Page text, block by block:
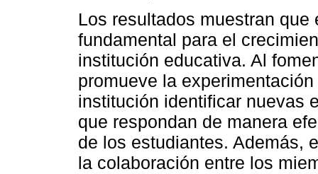
Los resultados muestran
fundamental para el
institución educativa. Al
promueve la
institución identificar nuevas
que respondan de manera
de los estudiantes. Además,
la colaboración entre los